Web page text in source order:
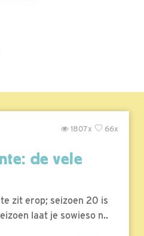
66x
1807x
de vele
zit erop; seizoen 20 is
laat je sowieso n..